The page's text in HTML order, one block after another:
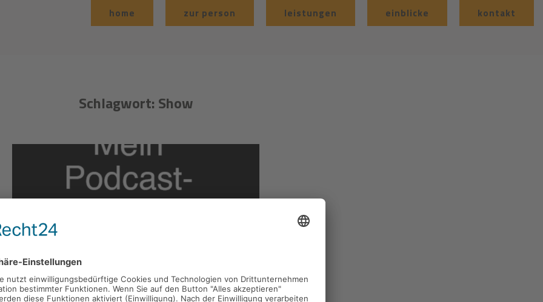
home zur person leistungen einblicke kontakt
Schlagwort: Show